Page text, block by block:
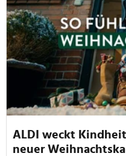
ALDI weckt
neuer